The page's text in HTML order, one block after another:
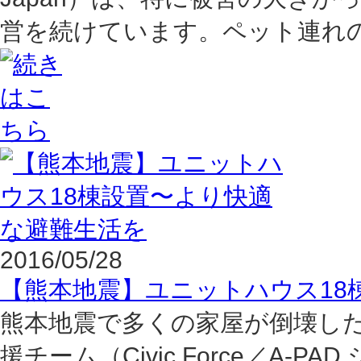
営を続けています。ペット連れ
2016/05/28
【熊本地震】ユニットハウス
熊本地震で多くの家屋が倒壊し